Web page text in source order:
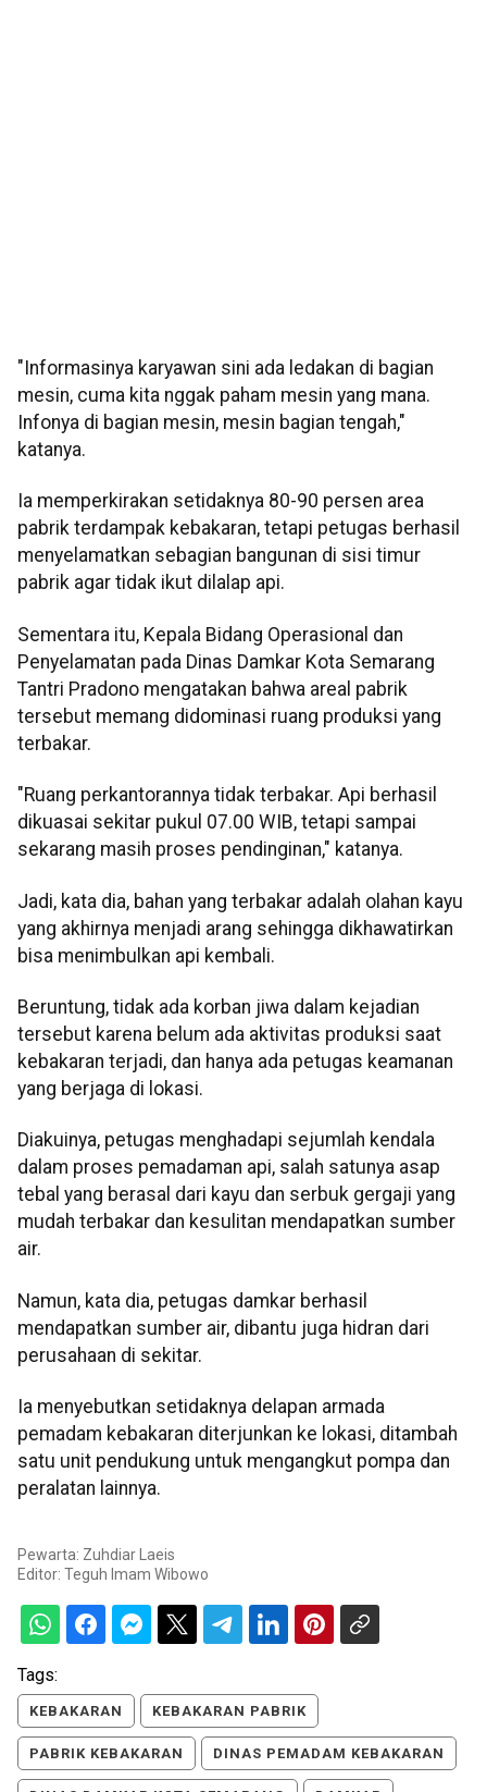
"Informasinya karyawan sini ada ledakan di bagian
mesin, cuma kita nggak paham mesin yang mana.
Infonya di bagian mesin, mesin bagian tengah,"
katanya.
Ia memperkirakan setidaknya 80-90 persen area
pabrik terdampak kebakaran, tetapi petugas berhasil
menyelamatkan sebagian bangunan di sisi timur
pabrik agar tidak ikut dilalap api.
Sementara itu, Kepala Bidang Operasional dan
Penyelamatan pada Dinas Damkar Kota Semarang
Tantri Pradono mengatakan bahwa areal pabrik
tersebut memang didominasi ruang produksi yang
terbakar.
"Ruang perkantorannya tidak terbakar. Api berhasil
dikuasai sekitar pukul 07.00 WIB, tetapi sampai
sekarang masih proses pendinginan," katanya.
Jadi, kata dia, bahan yang terbakar adalah olahan kayu
yang akhirnya menjadi arang sehingga dikhawatirkan
bisa menimbulkan api kembali.
Beruntung, tidak ada korban jiwa dalam kejadian
tersebut karena belum ada aktivitas produksi saat
kebakaran terjadi, dan hanya ada petugas keamanan
yang berjaga di lokasi.
Diakuinya, petugas menghadapi sejumlah kendala
dalam proses pemadaman api, salah satunya asap
tebal yang berasal dari kayu dan serbuk gergaji yang
mudah terbakar dan kesulitan mendapatkan sumber
air.
Namun, kata dia, petugas damkar berhasil
mendapatkan sumber air, dibantu juga hidran dari
perusahaan di sekitar.
Ia menyebutkan setidaknya delapan armada
pemadam kebakaran diterjunkan ke lokasi, ditambah
satu unit pendukung untuk mengangkut pompa dan
peralatan lainnya.
Pewarta: Zuhdiar Laeis
Editor: Teguh Imam Wibowo
Tags:
KEBAKARAN KEBAKARAN PABRIK
PABRIK KEBAKARAN DINAS PEMADAM KEBAKARAN